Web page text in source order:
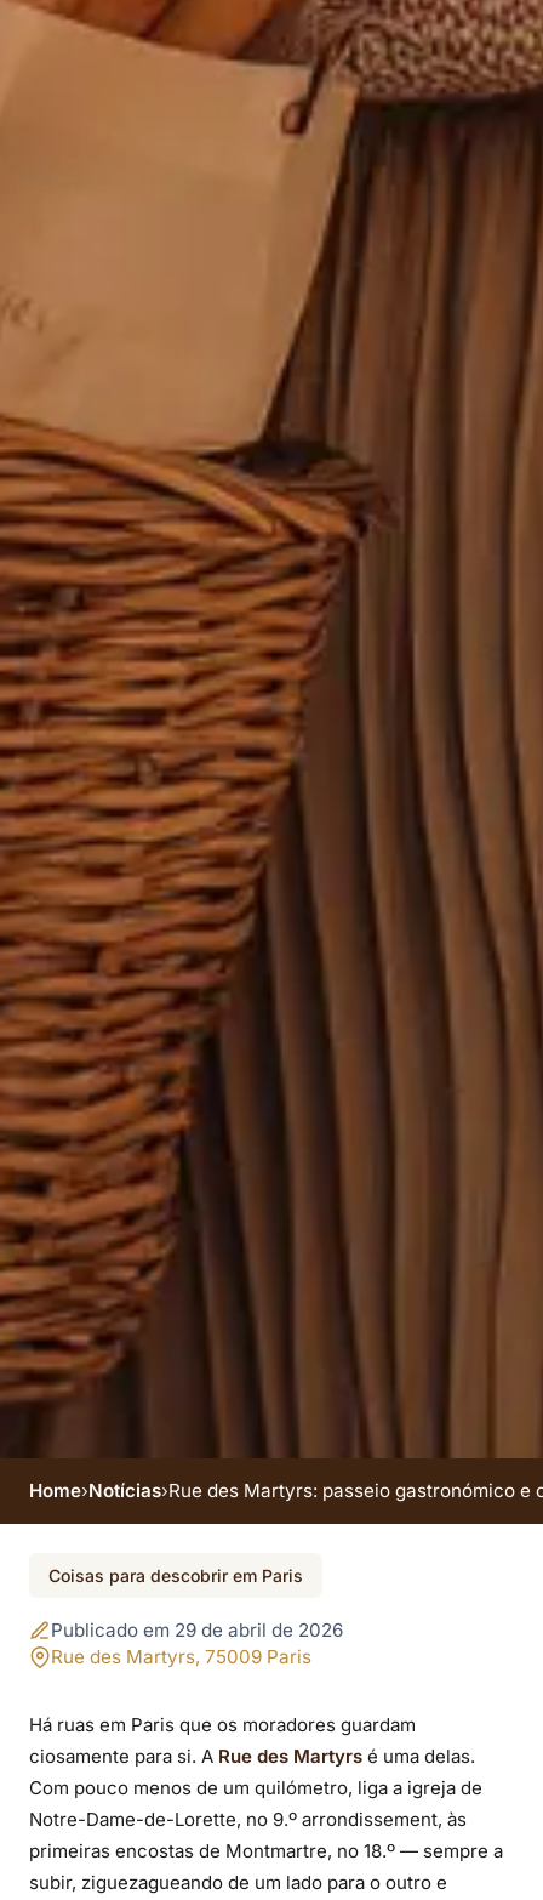
Rue des Martyrs:
passeio
gastronómico e
compras a poucos
passos do hotel
Home›Notícias›Rue des Martyrs: passeio gastronómico e
Coisas para descobrir em Paris
Publicado em 29 de abril de 2026
Rue des Martyrs, 75009 Paris
Há ruas em Paris que os moradores guardam
ciosamente para si. A Rue des Martyrs é uma delas.
Com pouco menos de um quilómetro, liga a igreja de
Notre-Dame-de-Lorette, no 9.º arrondissement, às
primeiras encostas de Montmartre, no 18.º — sempre a
subir, ziguezagueando de um lado para o outro e